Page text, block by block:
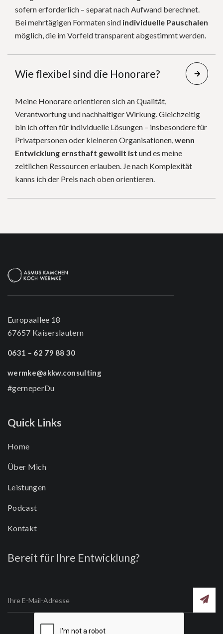
sofern erforderlich – separat nach Aufwand berechnet.
Bei mehrtägigen Formaten sind individuelle Pauschalen
möglich, die im Vorfeld transparent abgestimmt werden.
Wie flexibel sind die Honorare?
Meine Honorare orientieren sich an Qualität,
Verantwortung und nachhaltiger Wirkung. Gleichzeitig
bin ich offen für individuelle Lösungen – insbesondere für
Privatpersonen oder kleineren Organisationen,wenn
Entwicklung ernsthaft gewollt ist und es meine
zeitlichen Ressourcen erlauben. Je nach Komplexität
kanns ich der Preis nach oben orientieren.
Europaallee 18
67657 Kaiserslautern
0631 – 62 79 88 30
wermke@akkw.consulting
#gerneperDu
Quick Links
Home
Über Mich
Leistungen
Podcast
Kontakt
Bereit für Ihre Entwicklung?